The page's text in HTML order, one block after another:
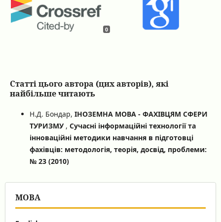
0
Статті цього автора (цих авторів), які
найбільше читають
Н.Д. Бондар, ІНОЗЕМНА МОВА - ФАХІВЦЯМ СФЕРИ
ТУРИЗМУ , Сучасні інформаційні технології та
інноваційні методики навчання в підготовці
фахівців: методологія, теорія, досвід, проблеми:
№ 23 (2010)
МОВА